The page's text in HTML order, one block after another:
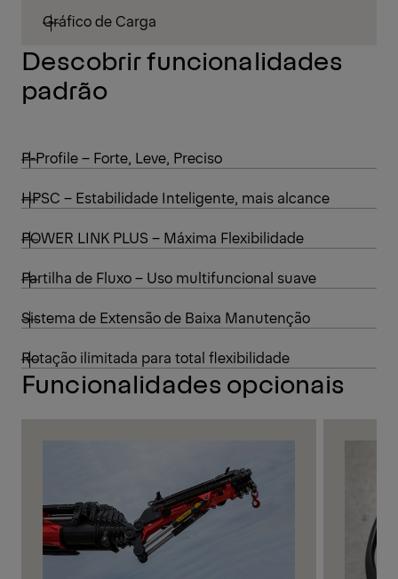
Gráfico de Carga
Descobrir funcionalidades
padrão
P-Profile – Forte, Leve, Preciso
HPSC – Estabilidade Inteligente, mais alcance
POWER LINK PLUS – Máxima Flexibilidade
Partilha de Fluxo – Uso multifuncional suave
Sistema de Extensão de Baixa Manutenção
Rotação ilimitada para total flexibilidade
Funcionalidades opcionais